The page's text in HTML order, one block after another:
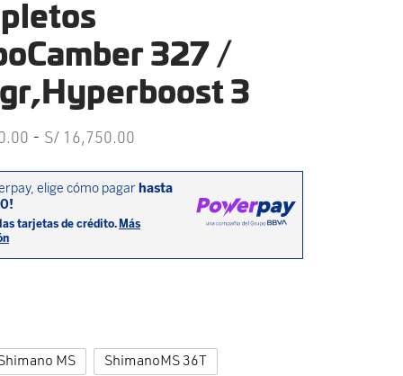
327 /
3
- S/ 16,750.00
desde
S/ 11,160.00
hasta
MS ShimanoMS 36T